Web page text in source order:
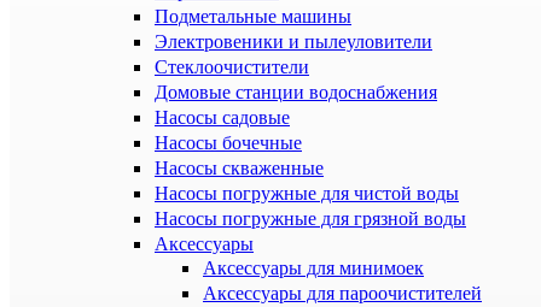
Подметальные машины
Электровеники и пылеуловители
Стеклоочистители
Домовые станции водоснабжения
Насосы садовые
Насосы бочечные
Насосы скваженные
Насосы погружные для чистой воды
Насосы погружные для грязной воды
Аксессуары
Аксессуары для минимоек
Аксессуары для пароочистителей